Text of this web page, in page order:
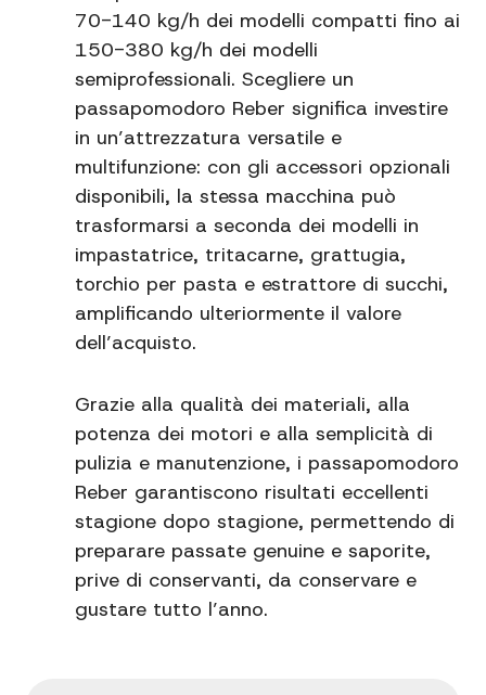
70-140 kg/h dei modelli compatti fino ai
150-380 kg/h dei modelli
semiprofessionali. Scegliere un
passapomodoro Reber significa investire
in un’attrezzatura versatile e
multifunzione: con gli accessori opzionali
disponibili, la stessa macchina può
trasformarsi a seconda dei modelli in
impastatrice, tritacarne, grattugia,
torchio per pasta e estrattore di succhi,
amplificando ulteriormente il valore
dell’acquisto.
Grazie alla qualità dei materiali, alla
potenza dei motori e alla semplicità di
pulizia e manutenzione, i passapomodoro
Reber garantiscono risultati eccellenti
stagione dopo stagione, permettendo di
preparare passate genuine e saporite,
prive di conservanti, da conservare e
gustare tutto l’anno.